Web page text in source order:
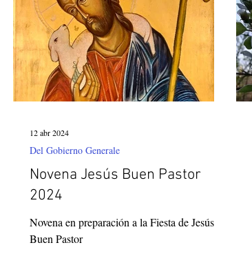
Novena Jesús Buen Pastor
2024
Novena en preparación a la Fiesta de Jesús
Buen Pastor
Del Gobierno Generale
12 abr 2024